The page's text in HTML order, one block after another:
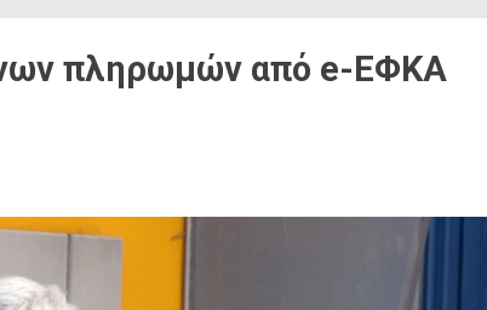
πληρωμών από e-ΕΦΚΑ